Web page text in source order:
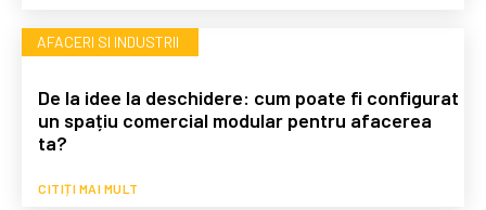
AFACERI SI INDUSTRII
De la idee la deschidere: cum poate fi configurat
un spațiu comercial modular pentru afacerea
ta?
CITIȚI MAI MULT